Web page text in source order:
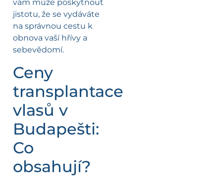
vám může poskytnout
jistotu, že se vydáváte
na správnou cestu k
obnova vaší hřívy a
sebevědomí.
Ceny
transplantace
vlasů v
Budapešti:
Co
obsahují?